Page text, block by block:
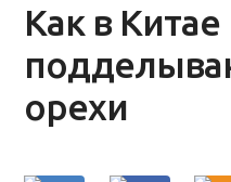
Как в Китае
орехи